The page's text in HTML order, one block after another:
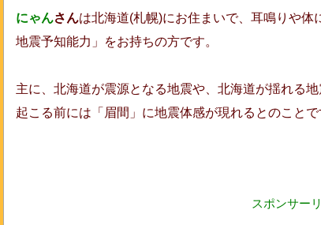
にゃんさんは北海道(札幌)にお住まいで、耳鳴りや
地震予知能力」をお持ちの方です。
主に、北海道が震源となる地震や、北海道が揺れる
起こる前には「眉間」に地震体感が現れるとのことで
スポンサー